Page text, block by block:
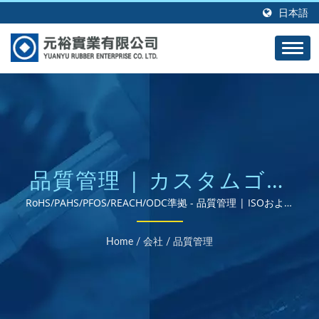
日本語
品質管理 | カスタムゴム
グロメット、シール、ガ
スケット - パフォーマン
スを考慮して設計されて
います
RoHS/PAHS/PFOS/REACH/ODC準拠 - 品質管理 | ISOおよび
RoHS認証のゴム部品サプライヤー
Home / 会社 / 品質管理